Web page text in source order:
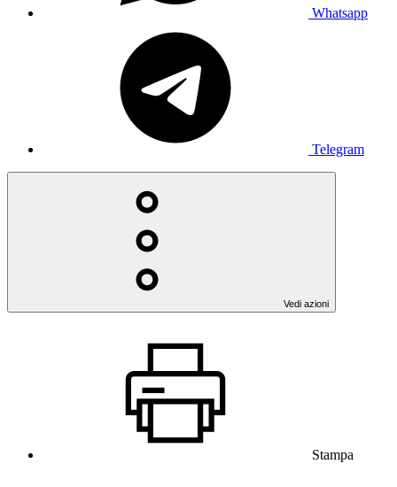
Whatsapp
Telegram
Vedi azioni
Stampa